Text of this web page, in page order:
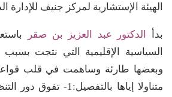
الهيئة الإستشارية لمركز جنيف للإدارة
بدأ الدكتور عبد العزيز بن صقر
السياسية الإقليمية التي نتجت
وبعضها طارئة وساهمت في قلب
متناولا إياها